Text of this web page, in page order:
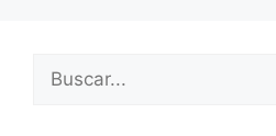
Buscar: